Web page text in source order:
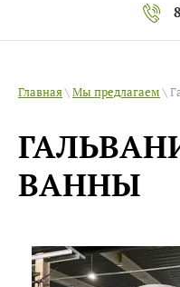
Главная\ Мы предлагаем\
ВАННЫ